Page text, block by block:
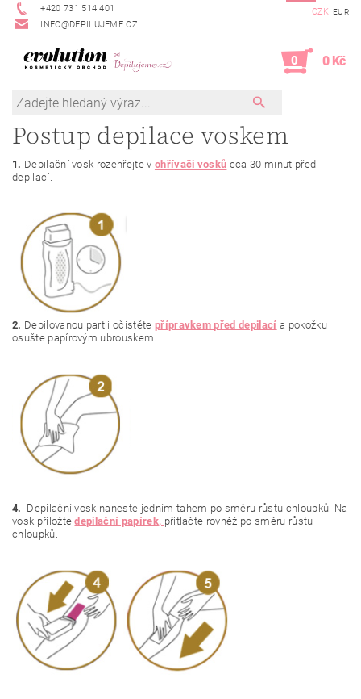
+420 731 514 401
INFO@DEPILUJEME.CZ
CZK EUR
0 0 Kč
Postup depilace voskem
1. Depilační vosk rozehřejte v ohřívači vosků cca 30 minut před
depilací.
2. Depilovanou partii očistěte přípravkem před depilací a pokožku
osušte papírovým ubrouskem.
4. Depilační vosk naneste jedním tahem po směru růstu chloupků. Na
vosk přiložtedepilační papírek, přitlačte rovněž po směru růstu
chloupků.